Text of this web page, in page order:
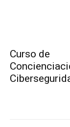
Curso de